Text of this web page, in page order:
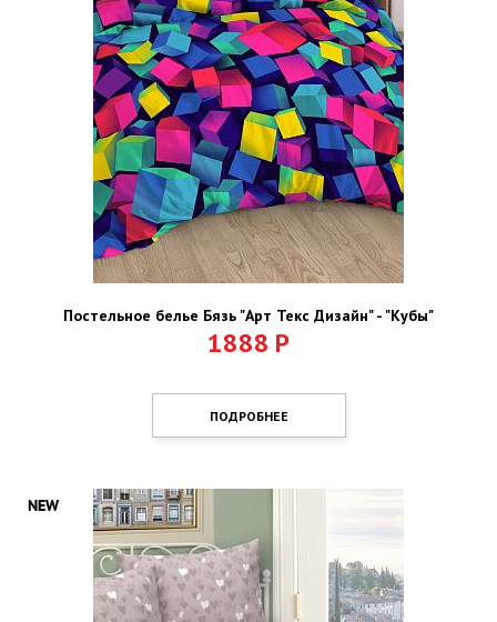
Постельное белье Бязь "Арт Текс Дизайн" - "Кубы"
1888 Р
ПОДРОБНЕЕ